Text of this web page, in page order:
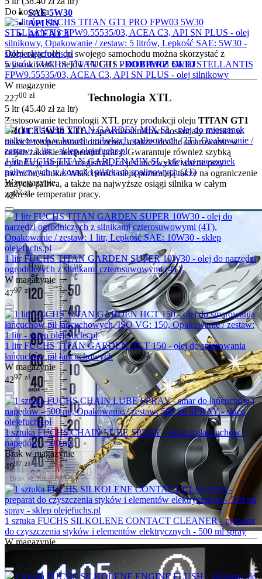
SAE 5W30
API SN
ACEA C3
Dobierając olej do swojego samochodu można skorzystać z
wyszukiwarki olejów FUCHS - DOBIERZ OLEJ
Technologia XTL
Zastosowanie technologii XTL przy produkcji oleju TITAN GT1
PRO C3 5W30 XTL, zapewnia silnikowi doskonały rozruch w
niskich temperaturach otoczenia, a także idealne smarowanie w
całym zakresie temperatur pracy. Gwarantuje również szybką
cyrkulację oleju w magistrali, co jest niezwykle ważne przy
rozruchu silnika. Właściwości oleju pozwalają także na ograniczenie
zużycia paliwa, a także na najwyższe osiągi silnika w całym
zakresie temperatur pracy.
Do koszyka
5 litrów FUCHS TITAN GT1 PRO FPW03 5W30 STELLANTIS
FPW9.55535/03, ACEA C3, API SN PLUS - olej silnikowy
W magazynie
22700 zł
5 ltr (45.40 złza ltr)
1 litr FUCHS TITAN GARDEN MIX SL - olej do mieszanek
paliwowych w kosach i pilarkach spalinowych (2T)
W magazynie
4297 zł
1 litr FUCHS TITAN GARDEN SUPER 10W30 - olej do narzędzi
ogrodniczych z silnikami czterosuwowymi (4T)
W magazynie
4797 zł
1 litr FUCHS TITAN GARDEN HCT 150 - olej do smarowania
łańcuchów pił łańcuchowych
W magazynie
4297 zł
1 sztuka FUCHS CHAIN LUBE SPRAY - smar do łańcuchów i
napędów - 500 ml
Brak w magazynie
4997 zł
Brak w magazynie
1 sztuka FUCHS SILKOLENE CONTACT CLEANER - preparat
do czyszczenia styków i elementów elektrycznych - 500 ml spray
W magazynie
59
97 zł